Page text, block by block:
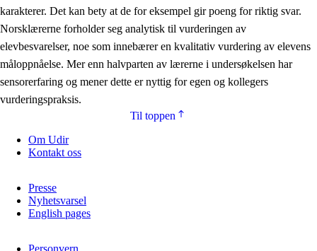
karakterer. Det kan bety at de for eksempel gir poeng for riktig svar.
Norsklærerne forholder seg analytisk til vurderingen av
elevbesvarelser, noe som innebærer en kvalitativ vurdering av elevens
måloppnåelse. Mer enn halvparten av lærerne i undersøkelsen har
sensorerfaring og mener dette er nyttig for egen og kollegers
vurderingspraksis.
Til toppen
Om Udir
Kontakt oss
Presse
Nyhetsvarsel
English pages
Personvern